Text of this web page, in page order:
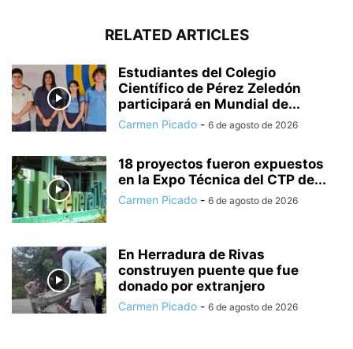
RELATED ARTICLES
Estudiantes del Colegio
Científico de Pérez Zeledón
participará en Mundial de...
Carmen Picado - 6 de agosto de 2026
18 proyectos fueron expuestos
en la Expo Técnica del CTP de...
Carmen Picado - 6 de agosto de 2026
En Herradura de Rivas
construyen puente que fue
donado por extranjero
Carmen Picado - 6 de agosto de 2026